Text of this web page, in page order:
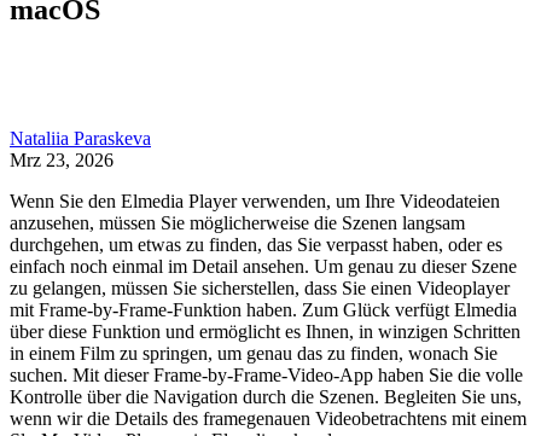
macOS
Nataliia Paraskeva
Mrz 23, 2026
Wenn Sie den Elmedia Player verwenden, um Ihre Videodateien
anzusehen, müssen Sie möglicherweise die Szenen langsam
durchgehen, um etwas zu finden, das Sie verpasst haben, oder es
einfach noch einmal im Detail ansehen. Um genau zu dieser Szene
zu gelangen, müssen Sie sicherstellen, dass Sie einen Videoplayer
mit Frame-by-Frame-Funktion haben. Zum Glück verfügt Elmedia
über diese Funktion und ermöglicht es Ihnen, in winzigen Schritten
in einem Film zu springen, um genau das zu finden, wonach Sie
suchen. Mit dieser Frame-by-Frame-Video-App haben Sie die volle
Kontrolle über die Navigation durch die Szenen. Begleiten Sie uns,
wenn wir die Details des framegenauen Videobetrachtens mit einem